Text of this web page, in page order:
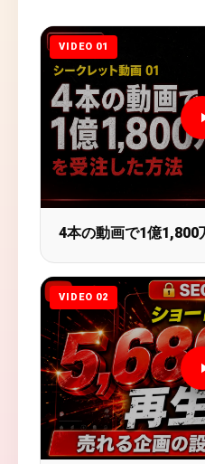
VIDEO 01
4本の動画で1億1,800
VIDEO 02